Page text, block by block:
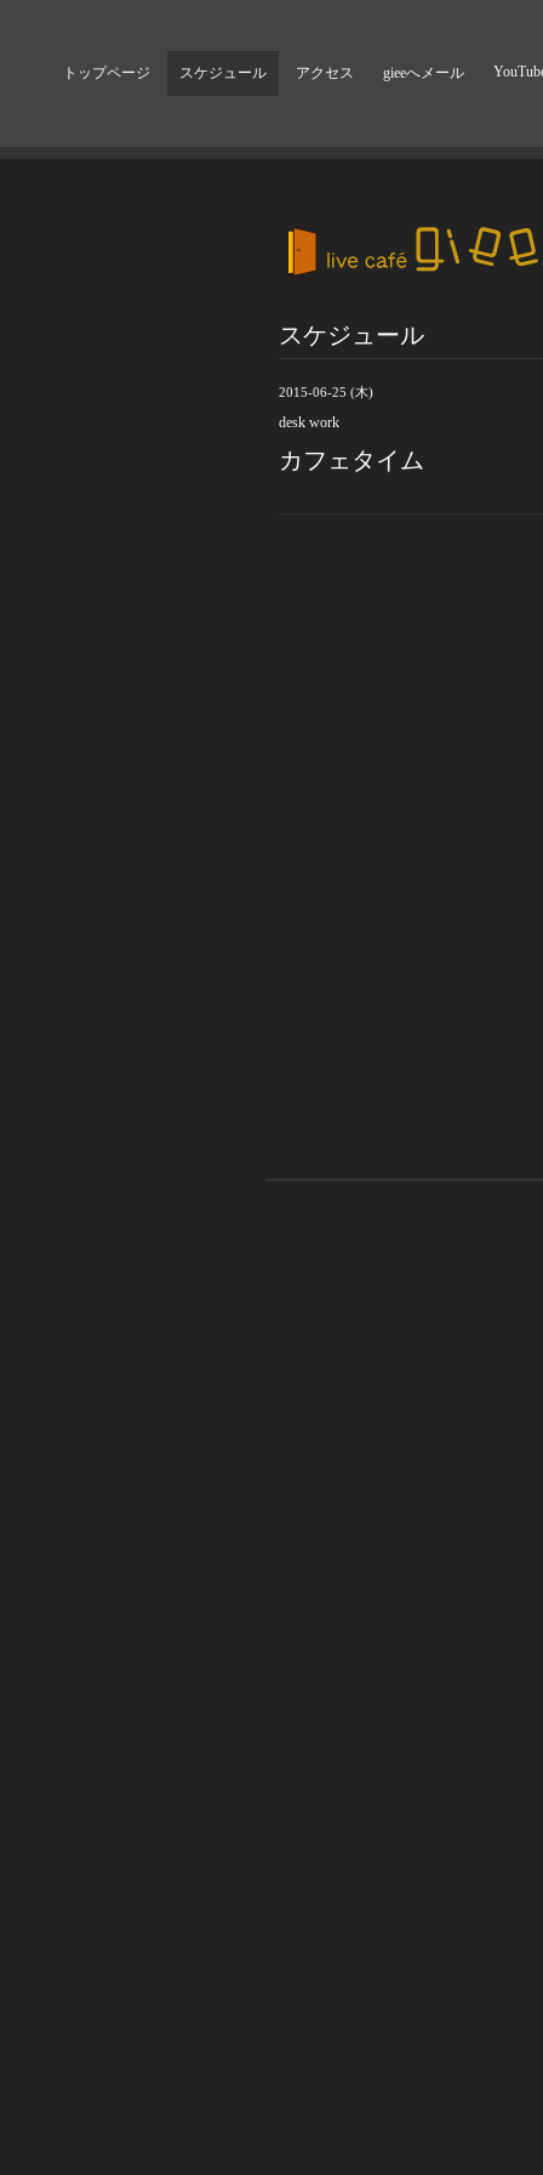
トップページ スケジュール アクセス gieeへメール
スケジュール
2015-06-25 (木)
desk work
カフェタイム